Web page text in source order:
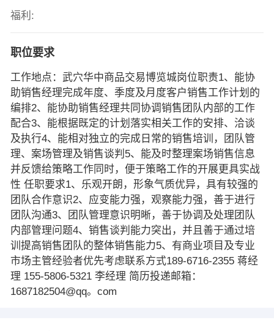
福利:
职位要求
工作地点：武穴华中商品交易博览城岗位职责1、能协
助销售经理完成年度、季度及月度客户销售工作计划的
编排2、能协助销售经理共同协调销售团队内部的工作
配合3、能根据既定的计划落实相关工作的安排、洽谈
及执行4、能相对独立的完成日常的销售培训，团队管
理、案场管理及销售谈判5、能及时整理案场销售信息
并反馈给策略工作同时，便于策略工作的开展更具实战
性 任职要求1、乐观开朗，形象气质优异，具有较强的
团队合作意识2、应变能力强，观察能力强，善于进行
团队沟通3、团队管理意识明晰，善于协调及处理团队
内部管理问题4、销售谈判能力突出，并且善于通过培
训提高销售团队的整体销售能力5、有商业项目及专业
市场主管经验者优先考虑联系方式189-6716-2355 蒋经
理 155-5806-5321 李经理 简历投递邮箱：
1687182504@qq。com